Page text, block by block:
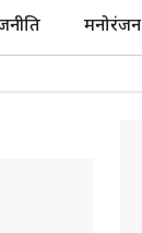
मनोरंजन